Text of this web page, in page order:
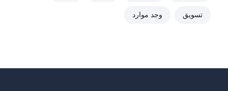
تسويق وجد موارد